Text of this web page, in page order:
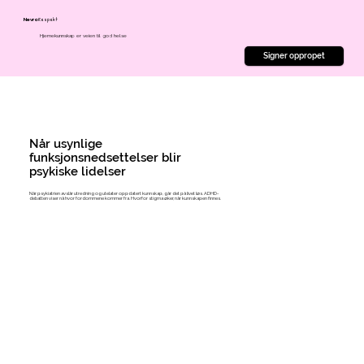
NevroRespekt
Hjernekunnskap er veien til god helse
Signer oppropet
Når usynlige
funksjonsnedsettelser blir
psykiske lidelser
Når psykiatrien avslår utredning og utelater oppdatert kunnskap, går det på livet løs. ADHD-
debatten viser nå hvor fordommene kommer fra. Hvorfor stigma øker, når kunnskapen finnes.